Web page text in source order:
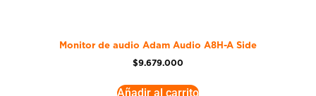
Monitor de audio Adam Audio A8H-A Side
$9.679.000
Añadir al carrito